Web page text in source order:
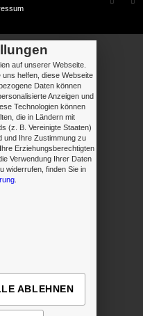
auf unserer Webseite.
helfen, diese Webseite
Daten können
Anzeigen und
Technologien können
die in Ländern mit
(z. B. Vereinigte Staaten)
und Ihre Zustimmung zu
Erziehungsberechtigten
Verwendung Ihrer Daten
widerrufen, finden Sie in
ABLEHNEN